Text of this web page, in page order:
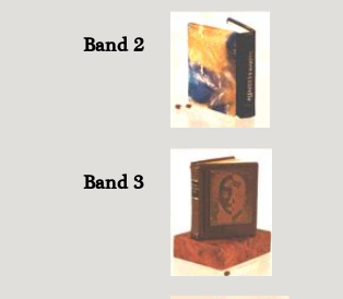
Band 2
Band 3